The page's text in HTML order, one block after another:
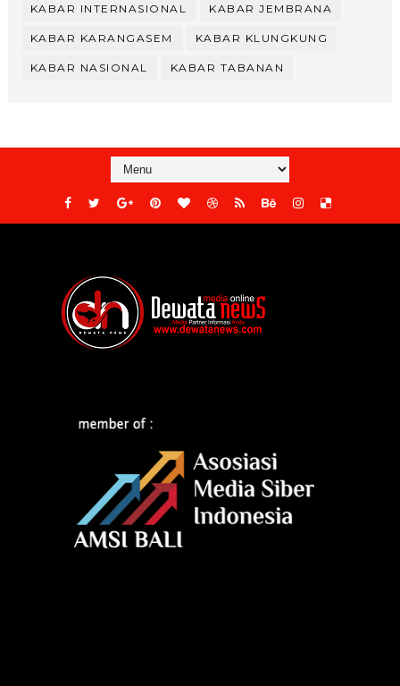
KABAR INTERNASIONAL KABAR JEMBRANA
KABAR KARANGASEM KABAR KLUNGKUNG
KABAR NASIONAL KABAR TABANAN